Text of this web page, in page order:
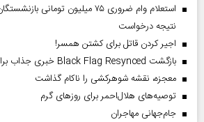
استعلام وام ضروری ۷۵ میلیون
نتیجه درخواست
اجیر کردن قاتل برای کشتن همسر!
بازگشت Black Flag Resynced خبری جذاب برای دوستداران بازی
معجزه، نقشه شوهرکشی را ناکام گذاشت
توصیه‌های هلال‌احمر برای روز‌های گرم
جام‌جهانی مهاجران